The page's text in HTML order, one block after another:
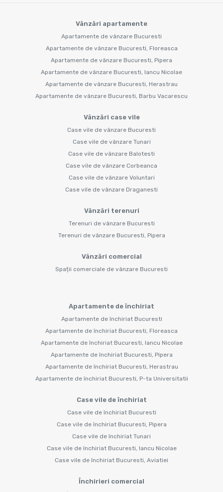
Vânzări apartamente
Apartamente de vânzare Bucuresti
Apartamente de vânzare Bucuresti, Floreasca
Apartamente de vânzare Bucuresti, Pipera
Apartamente de vânzare Bucuresti, Iancu Nicolae
Apartamente de vânzare Bucuresti, Herastrau
Apartamente de vânzare Bucuresti, Barbu Vacarescu
Vânzări case vile
Case vile de vânzare Bucuresti
Case vile de vânzare Tunari
Case vile de vânzare Balotesti
Case vile de vânzare Corbeanca
Case vile de vânzare Voluntari
Case vile de vânzare Draganesti
Vânzări terenuri
Terenuri de vânzare Bucuresti
Terenuri de vânzare Bucuresti, Pipera
Vânzări comercial
Spații comerciale de vânzare Bucuresti
Apartamente de închiriat
Apartamente de închiriat Bucuresti
Apartamente de închiriat Bucuresti, Floreasca
Apartamente de închiriat Bucuresti, Iancu Nicolae
Apartamente de închiriat Bucuresti, Pipera
Apartamente de închiriat Bucuresti, Herastrau
Apartamente de închiriat Bucuresti, P-ta Universitatii
Case vile de închiriat
Case vile de închiriat Bucuresti
Case vile de închiriat Bucuresti, Pipera
Case vile de închiriat Tunari
Case vile de închiriat Bucuresti, Iancu Nicolae
Case vile de închiriat Bucuresti, Aviatiei
Închirieri comercial